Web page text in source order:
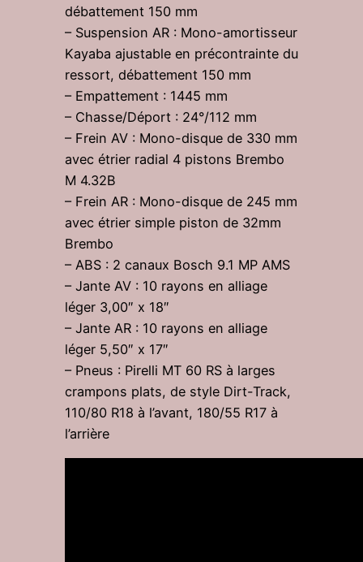
débattement 150 mm
– Suspension AR : Mono-amortisseur
Kayaba ajustable en précontrainte du
ressort, débattement 150 mm
– Empattement : 1445 mm
– Chasse/Déport : 24°/112 mm
– Frein AV : Mono-disque de 330 mm
avec étrier radial 4 pistons Brembo
M 4.32B
– Frein AR : Mono-disque de 245 mm
avec étrier simple piston de 32mm
Brembo
– ABS : 2 canaux Bosch 9.1 MP AMS
– Jante AV : 10 rayons en alliage
léger 3,00″ x 18″
– Jante AR : 10 rayons en alliage
léger 5,50″ x 17″
– Pneus : Pirelli MT 60 RS à larges
crampons plats, de style Dirt-Track,
110/80 R18 à l’avant, 180/55 R17 à
l’arrière